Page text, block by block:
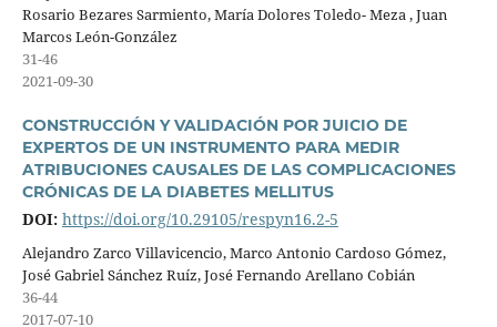
Rosario Bezares Sarmiento, María Dolores Toledo- Meza , Juan
Marcos León-González
31-46
2021-09-30
CONSTRUCCIÓN Y VALIDACIÓN POR JUICIO DE
EXPERTOS DE UN INSTRUMENTO PARA MEDIR
ATRIBUCIONES CAUSALES DE LAS COMPLICACIONES
CRÓNICAS DE LA DIABETES MELLITUS
DOI: https://doi.org/10.29105/respyn16.2-5
Alejandro Zarco Villavicencio, Marco Antonio Cardoso Gómez,
José Gabriel Sánchez Ruíz, José Fernando Arellano Cobián
36-44
2017-07-10